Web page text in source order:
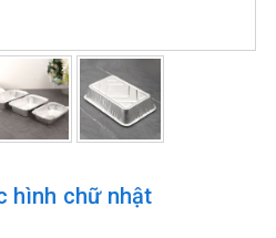
hình chữ nhật